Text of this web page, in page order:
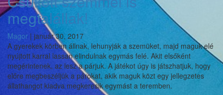
rajz
megtalállak!
Magor | január 30, 2017
A gyerekek körben állnak, lehunyják a szemüket, majd maguk elé
nyújtott karral lassan elindulnak egymás felé. Akit elsőként
megérintenek, az lesz a párjuk. A játékot úgy is játszhatjuk, hogy
előre megbeszéljük a párokat, akik maguk közt egy jellegzetes
állathangot kiadva megkeresik egymást a teremben.